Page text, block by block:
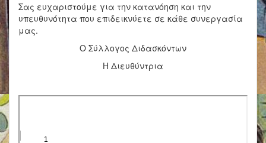
Σας ευχαριστούμε για την κατανόηση και την
υπευθυνότητα που επιδεικνύετε σε κάθε συνεργασία
μας.
Ο Σύλλογος Διδασκόντων
Η Διευθύντρια